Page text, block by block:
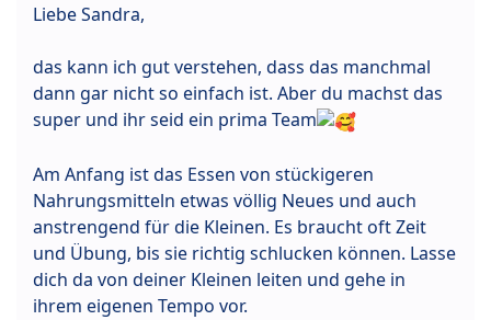
Liebe Sandra,
das kann ich gut verstehen, dass das manchmal
dann gar nicht so einfach ist. Aber du machst das
super und ihr seid ein prima Team
Am Anfang ist das Essen von stückigeren
Nahrungsmitteln etwas völlig Neues und auch
anstrengend für die Kleinen. Es braucht oft Zeit
und Übung, bis sie richtig schlucken können. Lasse
dich da von deiner Kleinen leiten und gehe in
ihrem eigenen Tempo vor.